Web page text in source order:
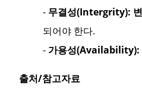
- 무결성(Intergrity):
되어야 한다.
- 가용성(Availability):
출처/참고자료